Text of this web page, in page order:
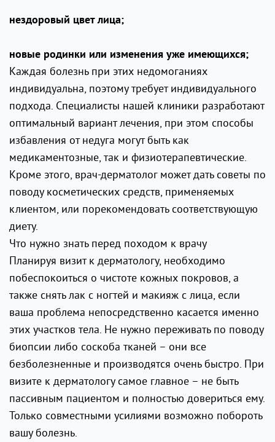
нездоровый цвет лица;
новые родинки или изменения уже имеющихся;
Каждая болезнь при этих недомоганиях
индивидуальна, поэтому требует индивидуального
подхода. Специалисты нашей клиники разработают
оптимальный вариант лечения, при этом способы
избавления от недуга могут быть как
медикаментозные, так и физиотерапевтические.
Кроме этого, врач-дерматолог может дать советы по
поводу косметических средств, применяемых
клиентом, или порекомендовать соответствующую
диету.
Что нужно знать перед походом к врачу
Планируя визит к дерматологу, необходимо
побеспокоиться о чистоте кожных покровов, а
также снять лак с ногтей и макияж с лица, если
ваша проблема непосредственно касается именно
этих участков тела. Не нужно переживать по поводу
биопсии либо соскоба тканей – они все
безболезненные и производятся очень быстро. При
визите к дерматологу самое главное – не быть
пассивным пациентом и полностью довериться ему.
Только совместными усилиями возможно побороть
вашу болезнь.